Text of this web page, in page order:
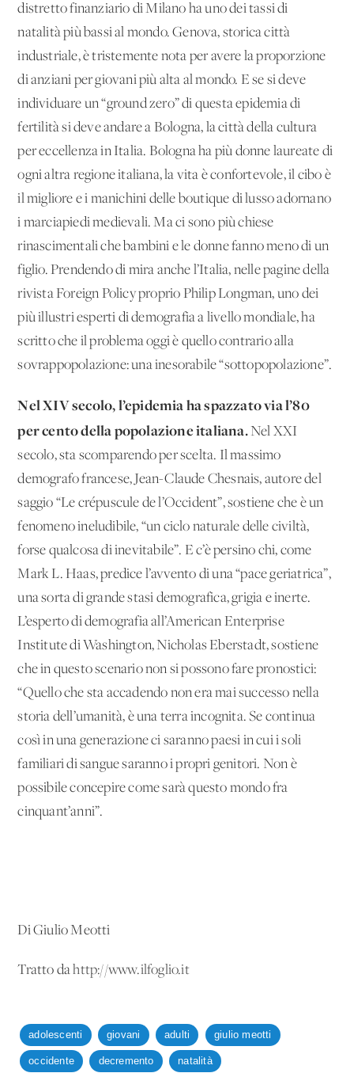
distretto finanziario di Milano ha uno dei tassi di
natalità più bassi al mondo. Genova, storica città
industriale, è tristemente nota per avere la proporzione
di anziani per giovani più alta al mondo. E se si deve
individuare un “ground zero” di questa epidemia di
fertilità si deve andare a Bologna, la città della cultura
per eccellenza in Italia. Bologna ha più donne laureate di
ogni altra regione italiana, la vita è confortevole, il cibo è
il migliore e i manichini delle boutique di lusso adornano
i marciapiedi medievali. Ma ci sono più chiese
rinascimentali che bambini e le donne fanno meno di un
figlio. Prendendo di mira anche l’Italia, nelle pagine della
rivista Foreign Policy proprio Philip Longman, uno dei
più illustri esperti di demografia a livello mondiale, ha
scritto che il problema oggi è quello contrario alla
sovrappopolazione: una inesorabile “sottopopolazione”.
Nel XIV secolo, l’epidemia ha spazzato via l’80
per cento della popolazione italiana.Nel XXI
secolo, sta scomparendo per scelta. Il massimo
demografo francese, Jean-Claude Chesnais, autore del
saggio “Le crépuscule de l’Occident”, sostiene che è un
fenomeno ineludibile, “un ciclo naturale delle civiltà,
forse qualcosa di inevitabile”. E c’è persino chi, come
Mark L. Haas, predice l’avvento di una “pace geriatrica”,
una sorta di grande stasi demografica, grigia e inerte.
L’esperto di demografia all’American Enterprise
Institute di Washington, Nicholas Eberstadt, sostiene
che in questo scenario non si possono fare pronostici:
“Quello che sta accadendo non era mai successo nella
storia dell’umanità, è una terra incognita. Se continua
così in una generazione ci saranno paesi in cui i soli
familiari di sangue saranno i propri genitori. Non è
possibile concepire come sarà questo mondo fra
cinquant’anni”.
Di Giulio Meotti
Tratto dahttp://www.ilfoglio.it
adolescenti giovani adulti giulio meotti
occidente decremento natalità